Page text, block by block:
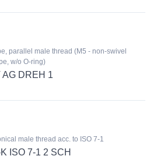
parallel male thread (M5 - non-swivel
w/o O-ring)
AG DREH 1
male thread acc. to ISO 7-1
ISO 7-1 2 SCH